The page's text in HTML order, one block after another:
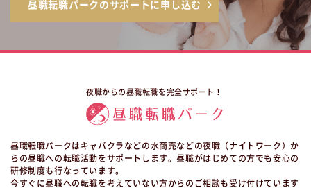
昼職転職パークのサポートに申し込む
夜職からの昼職転職を完全サポート！
昼職転職パークはキャバクラなどの水商売などの夜職（ナイトワーク）か
らの昼職への転職活動をサポートします。昼職がはじめての方でも安心の
研修制度も行なっています。
今すぐに昼職への転職を考えていない方からのご相談も受け付けています